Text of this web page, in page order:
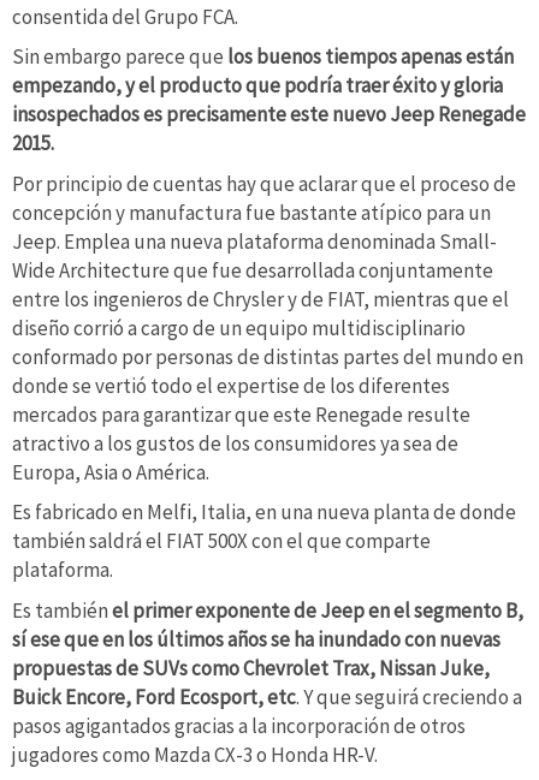
consentida del Grupo FCA.
Sin embargo parece que los buenos tiempos apenas están
empezando, y el producto que podría traer éxito y gloria
insospechados es precisamente este nuevo Jeep Renegade
2015.
Por principio de cuentas hay que aclarar que el proceso de
concepción y manufactura fue bastante atípico para un
Jeep. Emplea una nueva plataforma denominada Small-
Wide Architecture que fue desarrollada conjuntamente
entre los ingenieros de Chrysler y de FIAT, mientras que el
diseño corrió a cargo de un equipo multidisciplinario
conformado por personas de distintas partes del mundo en
donde se vertió todo el expertise de los diferentes
mercados para garantizar que este Renegade resulte
atractivo a los gustos de los consumidores ya sea de
Europa, Asia o América.
Es fabricado en Melfi, Italia, en una nueva planta de donde
también saldrá el FIAT 500X con el que comparte
plataforma.
Es tambiénel primer exponente de Jeep en el segmento B,
sí ese que en los últimos años se ha inundado con nuevas
propuestas de SUVs como Chevrolet Trax, Nissan Juke,
Buick Encore, Ford Ecosport, etc. Y que seguirá creciendo a
pasos agigantados gracias a la incorporación de otros
jugadores como Mazda CX-3 o Honda HR-V.